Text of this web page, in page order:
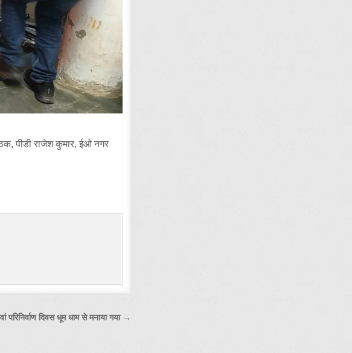
पीडी राजेश कुमार, ईओ नगर
परिनिर्वाण दिवस धूम धाम से मनाया गया →